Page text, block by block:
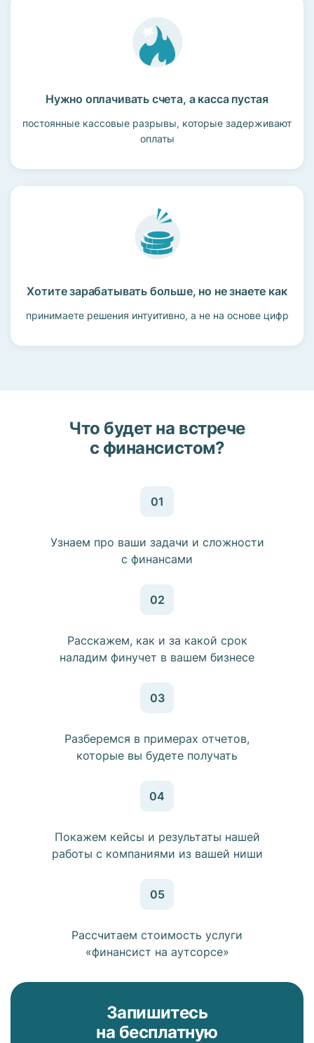
Нужно оплачивать счета, а касса пустая
постоянные кассовые разрывы, которые задерживают
оплаты
Хотите зарабатывать больше, но не знаете как
принимаете решения интуитивно, а не на основе цифр
Что будет на встрече
c финансистом?
01
Узнаем про ваши задачи и сложности
с финансами
02
Расскажем, как и за какой срок
наладим финучет в вашем бизнесе
03
Разберемся в примерах отчетов,
которые вы будете получать
04
Покажем кейсы и результаты нашей
работы с компаниями из вашей ниши
05
Рассчитаем стоимость услуги
«финансист на аутсорсе»
Запишитесь
на бесплатную